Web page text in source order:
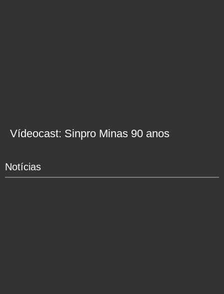
Vídeocast: Sinpro Minas 90 anos
Notícias